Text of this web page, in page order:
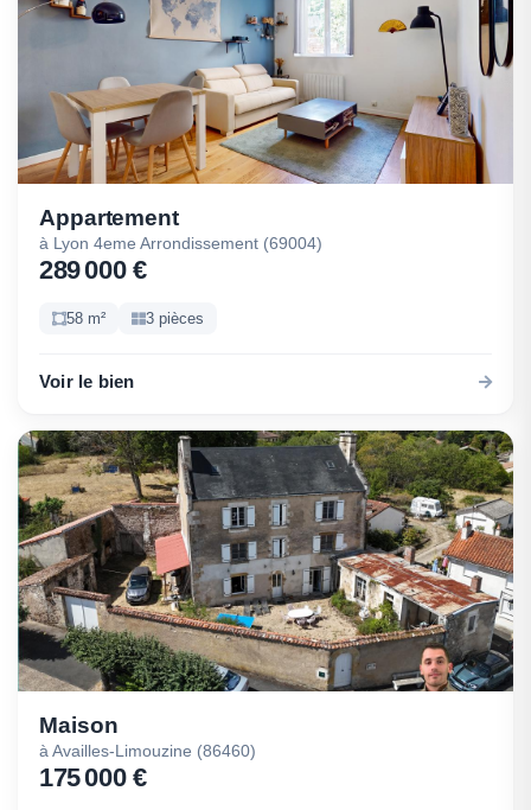
Appartement
à Lyon 4eme Arrondissement (69004)
289 000 €
58 m² 3 pièces
Voir le bien
Maison
à Availles-Limouzine (86460)
175 000 €